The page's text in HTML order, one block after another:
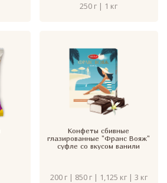
250 г | 1 кг
Конфеты сбивные
глазированные "Франс Вояж"
суфле со вкусом ванили
200 г | 850 г | 1,125 кг | 3 кг